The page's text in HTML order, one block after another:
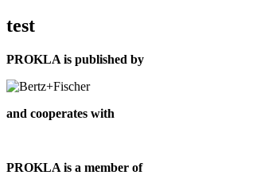
test
PROKLA is published by
and cooperates with
PROKLA is a member of